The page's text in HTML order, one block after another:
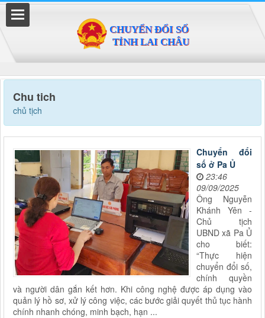
Chu tich
chủ tịch
Chuyển đổi
số ở Pa Ủ
23:46
09/09/2025
Ông Nguyễn
Khánh Yên -
Chủ tịch
UBND xã Pa Ủ
cho biết:
“Thực hiện
chuyển đổi số,
chính quyền
và người dân gắn kết hơn. Khi công nghệ được áp dụng vào
quản lý hồ sơ, xử lý công việc, các bước giải quyết thủ tục hành
chính nhanh chóng, minh bạch, hạn ...
Đã kết nối EMC